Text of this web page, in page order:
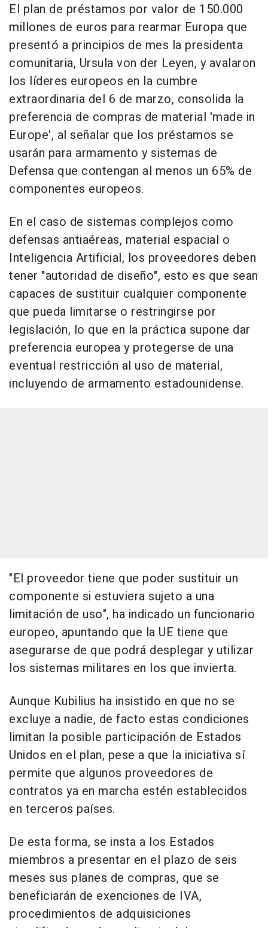
El plan de préstamos por valor de 150.000
millones de euros para rearmar Europa que
presentó a principios de mes la presidenta
comunitaria, Ursula von der Leyen, y avalaron
los líderes europeos en la cumbre
extraordinaria del 6 de marzo, consolida la
preferencia de compras de material 'made in
Europe', al señalar que los préstamos se
usarán para armamento y sistemas de
Defensa que contengan al menos un 65% de
componentes europeos.
En el caso de sistemas complejos como
defensas antiaéreas, material espacial o
Inteligencia Artificial, los proveedores deben
tener "autoridad de diseño", esto es que sean
capaces de sustituir cualquier componente
que pueda limitarse o restringirse por
legislación, lo que en la práctica supone dar
preferencia europea y protegerse de una
eventual restricción al uso de material,
incluyendo de armamento estadounidense.
"El proveedor tiene que poder sustituir un
componente si estuviera sujeto a una
limitación de uso", ha indicado un funcionario
europeo, apuntando que la UE tiene que
asegurarse de que podrá desplegar y utilizar
los sistemas militares en los que invierta.
Aunque Kubilius ha insistido en que no se
excluye a nadie, de facto estas condiciones
limitan la posible participación de Estados
Unidos en el plan, pese a que la iniciativa sí
permite que algunos proveedores de
contratos ya en marcha estén establecidos
en terceros países.
De esta forma, se insta a los Estados
miembros a presentar en el plazo de seis
meses sus planes de compras, que se
beneficiarán de exenciones de IVA,
procedimientos de adquisiciones